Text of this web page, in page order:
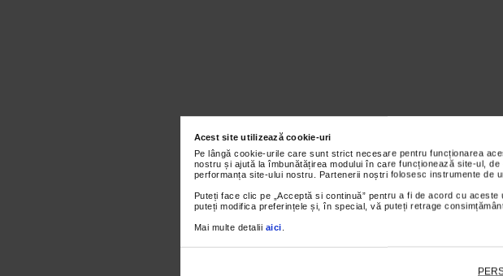
Acest site utilizează cookie-uri
Pe lângă cookie-urile care sunt strict necesare pentru funcționarea
nostru și ajută la îmbunătățirea modului în care funcționează site-ul,
performanța site-ului nostru. Partenerii noștri folosesc instrumente de
Puteți face clic pe „Acceptă si continuă” pentru a fi de acord cu
puteți modifica preferințele și, în special, vă puteți retrage
Mai multe detalii aici